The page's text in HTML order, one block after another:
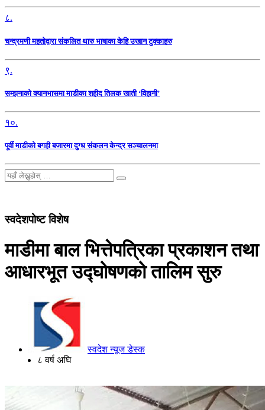
८.
चन्द्रमणी महतोद्वारा संकलित थारु भाषाका केहि उखान टुक्काहरु
९.
सम्झनाको क्यानभासमा माडीका शहीद तिलक खाती ‘विहानी’
१०.
पूर्वी माडीको बगही बजारमा दुग्ध संकलन केन्द्र सञ्चालनमा
स्वदेशपोष्ट विशेष
माडीमा बाल भित्तेपत्रिका प्रकाशन तथा
आधारभूत उद्घोषणको तालिम सुरु
स्वदेश न्यूज डेस्क
८ वर्ष अघि